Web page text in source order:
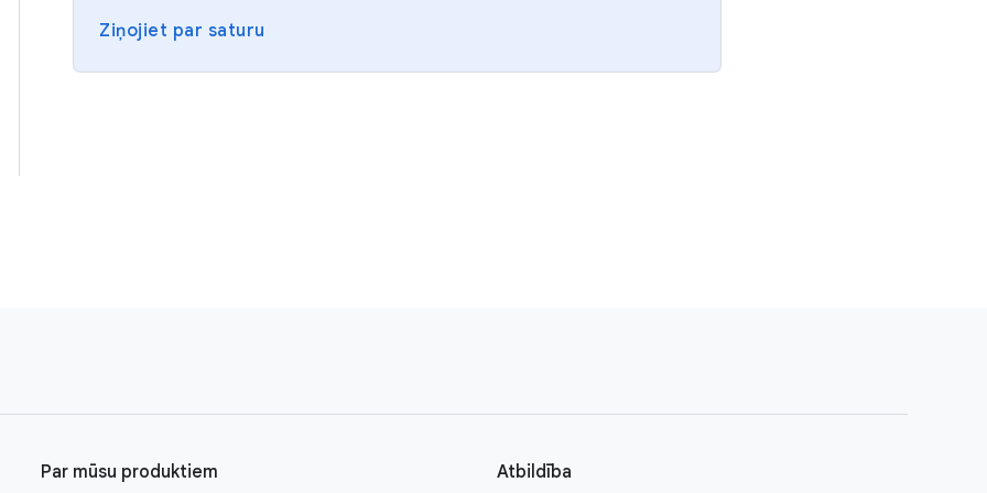
Ziņojiet par saturu
Par mūsu produktiem Atbildība